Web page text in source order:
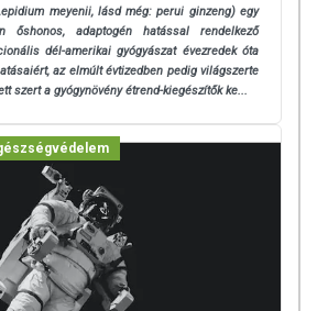
meyenii, lásd még: perui ginzeng) egy
őshonos, adaptogén hatással rendelkező
dél-amerikai gyógyászat évezredek óta
az elmúlt évtizedben pedig világszerte
szert a gyógynövény étrend-kiegészítők ke...